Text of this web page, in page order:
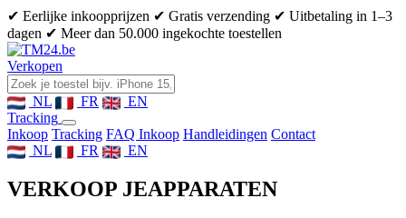
✔ Eerlijke inkoopprijzen ✔ Gratis verzending ✔ Uitbetaling in 1–3
dagen ✔ Meer dan 50.000 ingekochte toestellen
Verkopen
NL FR
EN
Tracking
Inkoop Tracking FAQ Inkoop Handleidingen Contact
NL
FR EN
VERKOOP JEAPPARATEN